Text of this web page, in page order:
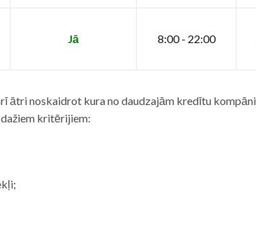
Jā 8:00 - 22:00
ātri noskaidrot kura no daudzajām kredītu
kritērijiem: